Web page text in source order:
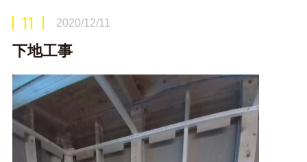
11 2020/12/11
下地工事